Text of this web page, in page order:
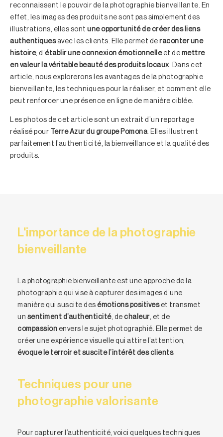
reconnaissent le pouvoir de la photographie bienveillante. En
effet, les images des produits ne sont pas simplement des
illustrations, elles sont une opportunité de créer des liens
authentiquesavec les clients. Elle permet de raconter une
histoire, d’établir une connexion émotionnelleet de mettre
en valeur la véritable beauté des produits locaux . Dans cet
article, nous explorerons les avantages de la photographie
bienveillante, les techniques pour la réaliser, et comment elle
peut renforcer une présence en ligne de manière ciblée.
Les photos de cet article sont un extrait d’un reportage
réalisé pour
Terre Azur du groupe Pomona. Elles illustrent
parfaitement l’authenticité, la bienveillance et la qualité des
produits.
L'importance de la photographie
bienveillante
La photographie bienveillante est une approche de la
photographie qui vise à capturer des images d’une
manière qui suscite des émotions positiveset transmet
un sentiment d’authenticité, de chaleur, et de
compassion envers le sujet photographié. Elle permet de
créer une expérience visuelle qui attire l’attention,
évoque le terroir et suscite l’intérêt des clients.
Techniques pour une
photographie valorisante
Pour capturer l’authenticité, voici quelques techniques